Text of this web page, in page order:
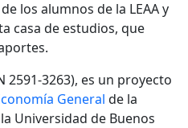
los alumnos de la LEAA y
casa de estudios, que
2591-3263), es un proyecto
General de la
Universidad de Buenos